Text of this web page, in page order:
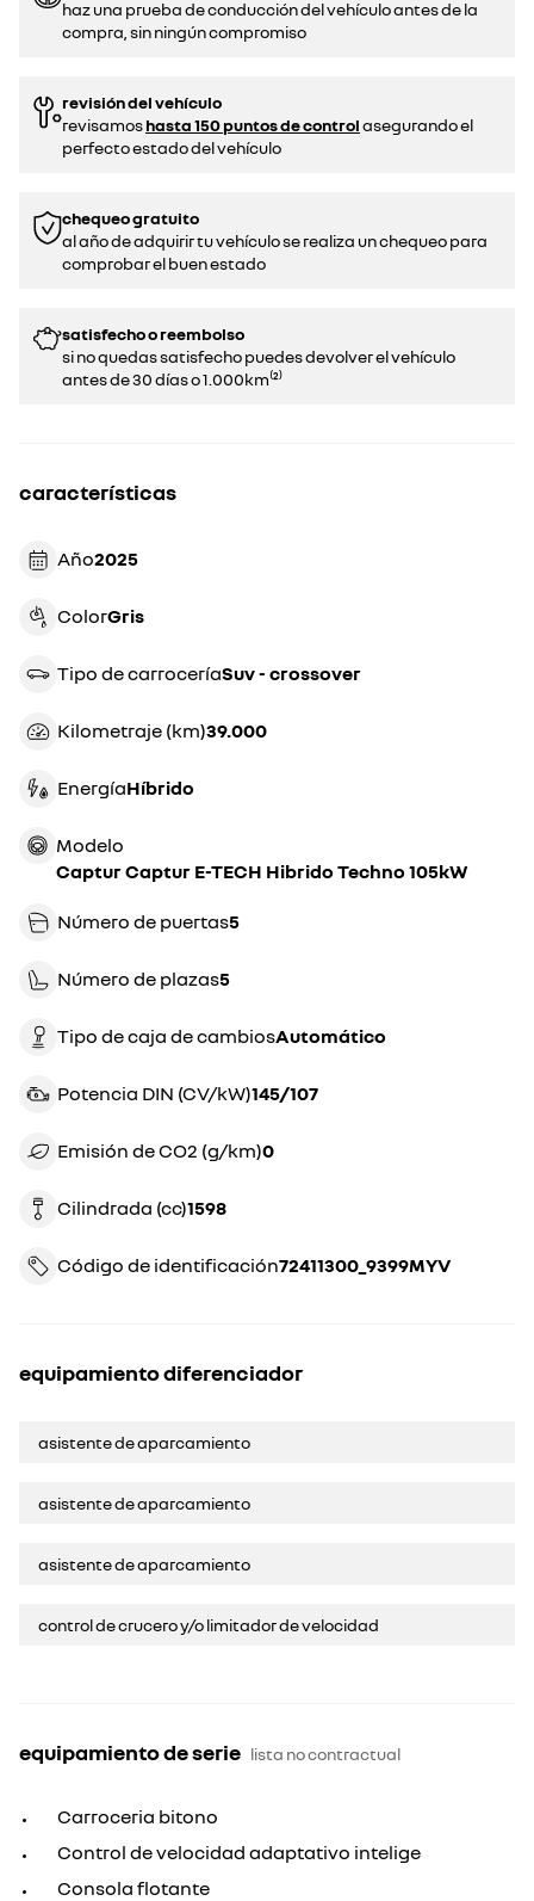
haz una prueba de conducción del vehículo antes de la
compra, sin ningún compromiso
revisión del vehículo
revisamoshasta 150 puntos de controlasegurando el
perfecto estado del vehículo
chequeo gratuito
al año de adquirir tu vehículo se realiza un chequeo para
comprobar el buen estado​​
satisfecho o reembolso
si no quedas satisfecho puedes devolver el vehículo
antes de 30 días o 1.000km⁽²⁾
características
Año 2025
Color gris
Tipo de carrocería suv - crossover
Kilometraje (km) 39.000
Energía híbrido
Modelo
Captur Captur E-TECH Hibrido Techno 105kW
Número de puertas5
Número de plazas5
Tipo de caja de cambios automático
Potencia DIN (CV/kW) 145/107
Emisión de CO2 (g/km)0
Cilindrada (cc) 1598
Código de identificación 72411300_9399MYV
equipamiento diferenciador
asistente de aparcamiento
asistente de aparcamiento
asistente de aparcamiento
control de crucero y/o limitador de velocidad
equipamiento de serie lista no contractual
Carroceria bitono
Control de velocidad adaptativo intelige
Consola flotante